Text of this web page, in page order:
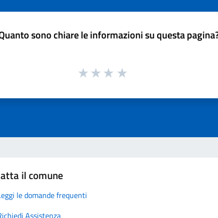
sono chiare le informazioni su questa
il comune
le domande frequenti
Assistenza